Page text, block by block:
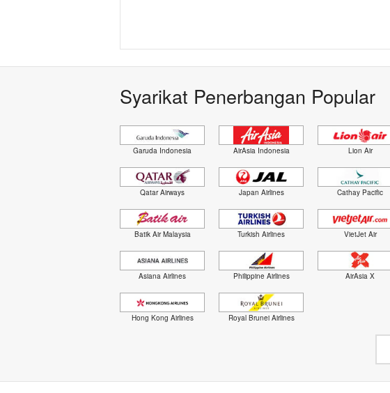
Syarikat Penerbangan Popular
Garuda Indonesia AirAsia Indonesia Lion Air
Qatar Airways Japan Airlines Cathay Pacific
Batik Air Malaysia Turkish Airlines VietJet Air
Asiana Airlines Philippine Airlines AirAsia X
Hong Kong Airlines Royal Brunei Airlines